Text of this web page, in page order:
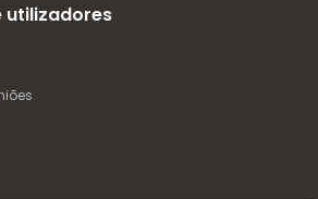
utilizadores